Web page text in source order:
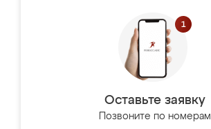
Оставьте заявку
Позвоните по номерам